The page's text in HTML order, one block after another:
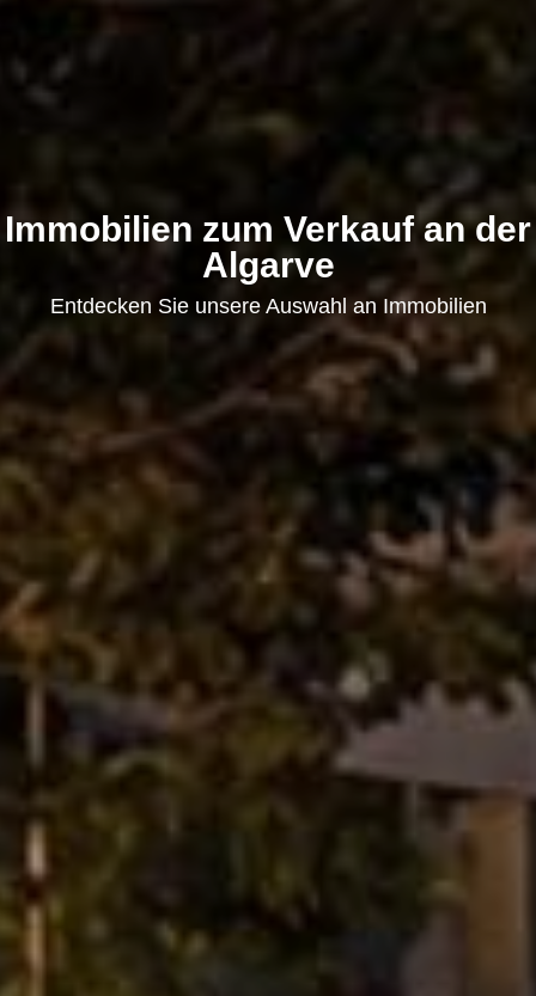
Immobilien zum Verkauf an der
Algarve
Entdecken Sie unsere Auswahl an Immobilien